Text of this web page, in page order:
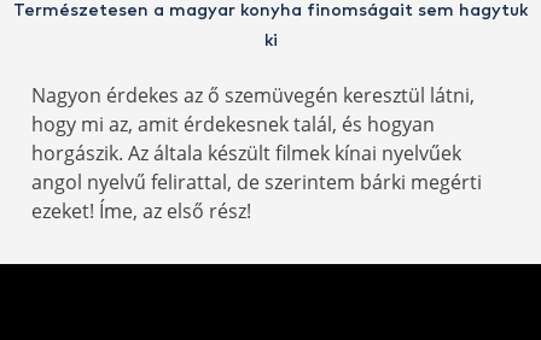
Természetesen a magyar konyha finomságait sem hagytuk
ki
Nagyon érdekes az ő szemüvegén keresztül látni,
hogy mi az, amit érdekesnek talál, és hogyan
horgászik. Az általa készült filmek kínai nyelvűek
angol nyelvű felirattal, de szerintem bárki megérti
ezeket! Íme, az első rész!